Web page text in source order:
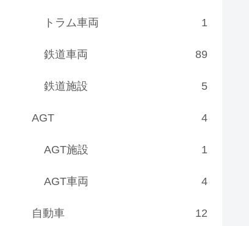
トラム車両 1
鉄道車両 89
鉄道施設 5
AGT 4
AGT施設 1
AGT車両 4
自動車 12